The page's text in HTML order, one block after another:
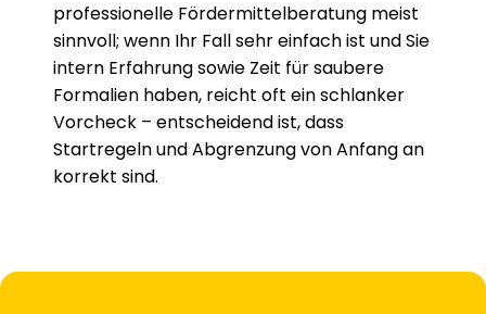
professionelle Fördermittelberatung meist
sinnvoll; wenn Ihr Fall sehr einfach ist und Sie
intern Erfahrung sowie Zeit für saubere
Formalien haben, reicht oft ein schlanker
Vorcheck – entscheidend ist, dass
Startregeln und Abgrenzung von Anfang an
korrekt sind.